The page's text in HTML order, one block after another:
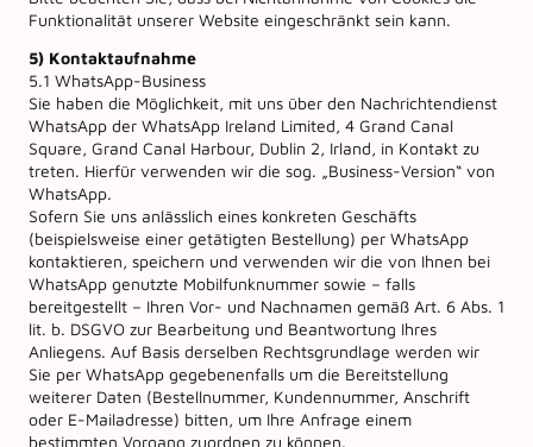
Funktionalität unserer Website eingeschränkt sein kann.
5) Kontaktaufnahme
5.1 WhatsApp-Business
Sie haben die Möglichkeit, mit uns über den Nachrichtendienst
WhatsApp der WhatsApp Ireland Limited, 4 Grand Canal
Square, Grand Canal Harbour, Dublin 2, Irland, in Kontakt zu
treten. Hierfür verwenden wir die sog. „Business-Version“ von
WhatsApp.
Sofern Sie uns anlässlich eines konkreten Geschäfts
(beispielsweise einer getätigten Bestellung) per WhatsApp
kontaktieren, speichern und verwenden wir die von Ihnen bei
WhatsApp genutzte Mobilfunknummer sowie – falls
bereitgestellt – Ihren Vor- und Nachnamen gemäß Art. 6 Abs. 1
lit. b. DSGVO zur Bearbeitung und Beantwortung Ihres
Anliegens. Auf Basis derselben Rechtsgrundlage werden wir
Sie per WhatsApp gegebenenfalls um die Bereitstellung
weiterer Daten (Bestellnummer, Kundennummer, Anschrift
oder E-Mailadresse) bitten, um Ihre Anfrage einem
bestimmten Vorgang zuordnen zu können.